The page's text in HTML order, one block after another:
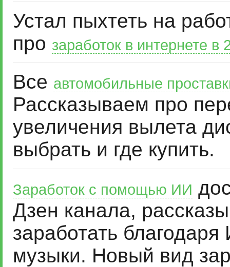
Устал пыхтеть на
про заработок в интернете в
Все автомобильные
Рассказываем про
увеличения вылета
выбрать и где купить.
Заработок с помощью ИИ
Дзен канала,
заработать
музыки. Новый вид